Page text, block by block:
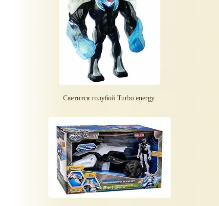
Светится голубой Turbo energy.